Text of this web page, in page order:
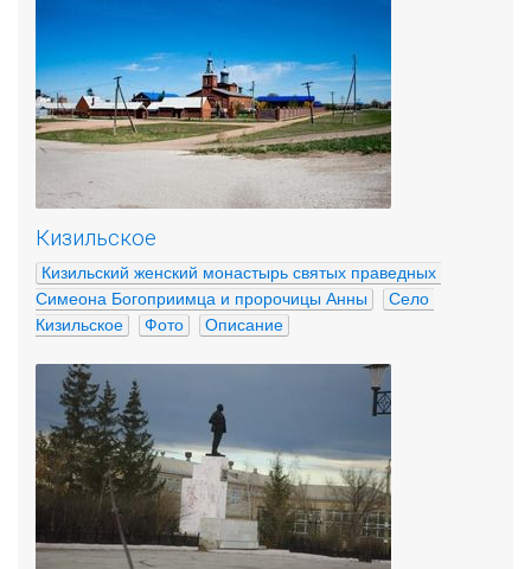
Кизильское
Кизильский женский монастырь святых праведных
Симеона Богоприимца и пророчицы Анны
Село
Кизильское
Фото Описание